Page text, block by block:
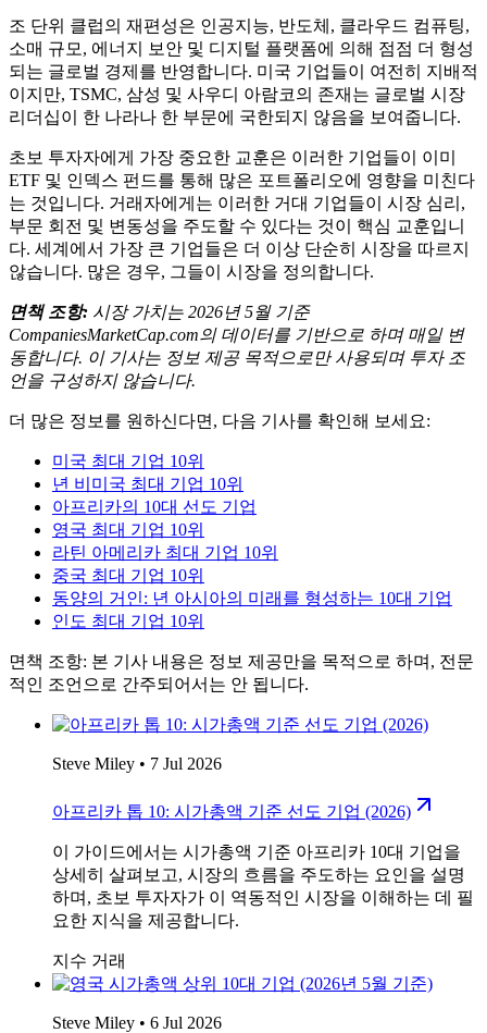
조 단위 클럽의 재편성은 인공지능, 반도체, 클라우드 컴퓨팅,
소매 규모, 에너지 보안 및 디지털 플랫폼에 의해 점점 더 형성
되는 글로벌 경제를 반영합니다. 미국 기업들이 여전히 지배적
이지만, TSMC, 삼성 및 사우디 아람코의 존재는 글로벌 시장
리더십이 한 나라나 한 부문에 국한되지 않음을 보여줍니다.
초보 투자자에게 가장 중요한 교훈은 이러한 기업들이 이미
ETF 및 인덱스 펀드를 통해 많은 포트폴리오에 영향을 미친다
는 것입니다. 거래자에게는 이러한 거대 기업들이 시장 심리,
부문 회전 및 변동성을 주도할 수 있다는 것이 핵심 교훈입니
다. 세계에서 가장 큰 기업들은 더 이상 단순히 시장을 따르지
않습니다. 많은 경우, 그들이 시장을 정의합니다.
면책 조항: 시장 가치는 2026년 5월 기준
CompaniesMarketCap.com의 데이터를 기반으로 하며 매일 변
동합니다. 이 기사는 정보 제공 목적으로만 사용되며 투자 조
언을 구성하지 않습니다.
더 많은 정보를 원하신다면, 다음 기사를 확인해 보세요:
미국 최대 기업 10위
년 비미국 최대 기업 10위
아프리카의 10대 선도 기업
영국 최대 기업 10위
라틴 아메리카 최대 기업 10위
중국 최대 기업 10위
동양의 거인: 년 아시아의 미래를 형성하는 10대 기업
인도 최대 기업 10위
면책 조항: 본 기사 내용은 정보 제공만을 목적으로 하며, 전문
적인 조언으로 간주되어서는 안 됩니다.
Steve Miley • 7 Jul 2026
아프리카 톱 10: 시가총액 기준 선도 기업 (2026)
이 가이드에서는 시가총액 기준 아프리카 10대 기업을
상세히 살펴보고, 시장의 흐름을 주도하는 요인을 설명
하며, 초보 투자자가 이 역동적인 시장을 이해하는 데 필
요한 지식을 제공합니다.
지수 거래
Steve Miley • 6 Jul 2026